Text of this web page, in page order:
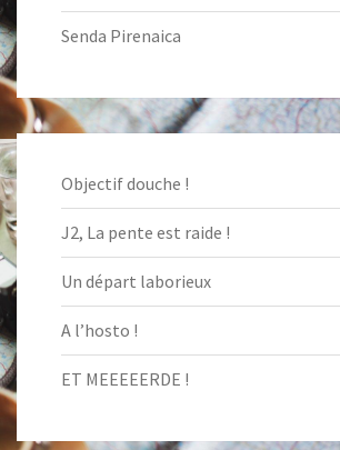
Senda Pirenaica
Objectif douche !
J2, La pente est raide !
Un départ laborieux
A l’hosto !
ET MEEEEERDE !